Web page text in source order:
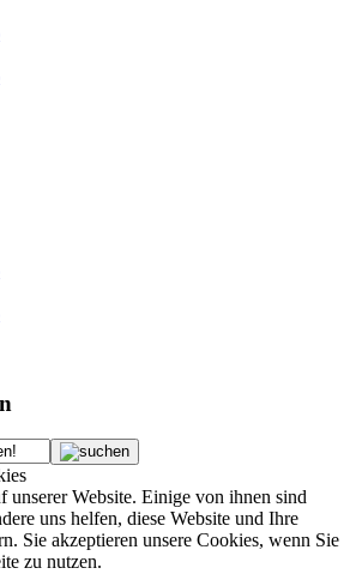
unserer Website. Einige von ihnen sind
uns helfen, diese Website und Ihre
Sie akzeptieren unsere Cookies, wenn Sie
zu nutzen.